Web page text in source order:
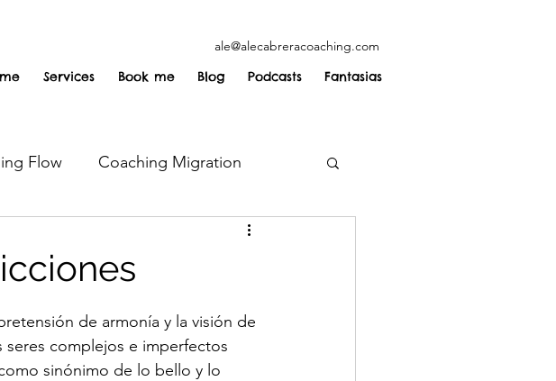
ale@alecabreracoaching.com
Services Book me Blog Podcasts Fantasias
Flow Coaching Migration
de armonía y la visión de
complejos e imperfectos
sinónimo de lo bello y lo